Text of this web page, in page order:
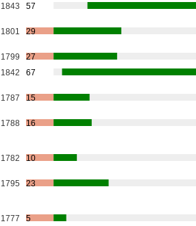
1843 57
1801 29
1799
27
1842 67
1787 15
1788 16
1782 10
1795 23
1777 5